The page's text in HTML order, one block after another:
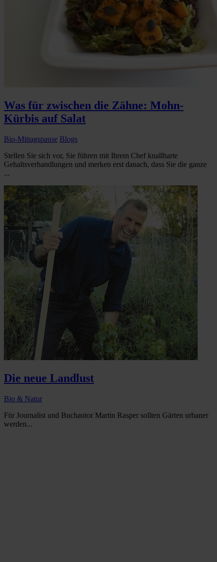
Was für zwischen die Zähne: Mohn-
Kürbis auf Salat
Bio-Mittagspause Blogs
Stellen Sie sich vor, Sie führen mit Ihrem Chef knallharte
Gehaltsverhandlungen und merken erst danach, dass Sie die ganze
...
Die neue Landlust
Bio & Natur
Für Journalist und Buchautor Martin Rasper sollten Gärten urbaner
werden...